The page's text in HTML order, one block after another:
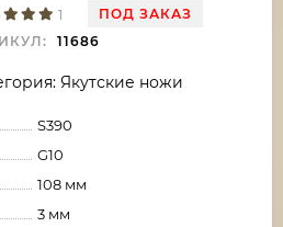
1
ПОД ЗАКАЗ
11686
Якутские ножи
S390
G10
108 мм
3 мм